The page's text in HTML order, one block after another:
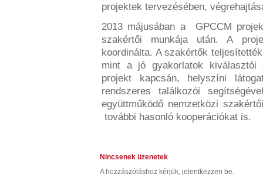
projektek tervezésében,
2013 májusában a GPCCM
szakértői munkája után. A
koordinálta. A szakértők
mint a jó gyakorlatok kiválasztói
projekt kapcsán, helyszíni
rendszeres találkozói
együttműködő nemzetközi
további hasonló kooperációkat is.
Nincsenek üzenetek
A hozzászóláshoz kérjük, jelentkezzen be.